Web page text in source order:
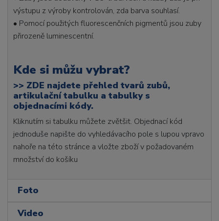
výstupu z výroby kontrolován, zda barva souhlasí.
• Pomocí použitých fluorescenčních pigmentů jsou zuby
přirozeně luminescentní.
Kde si můžu vybrat?
>> ZDE najdete přehled tvarů zubů,
artikulační tabulku a tabulky s
objednacími kódy.
Kliknutím si tabulku můžete zvětšit. Objednací kód
jednoduše napište do vyhledávacího pole s lupou vpravo
nahoře na této stránce a vložte zboží v požadovaném
množství do košíku
Foto
Video